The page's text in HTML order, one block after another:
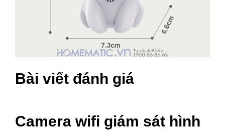
Bài viết đánh giá
Camera wifi giám sát hình